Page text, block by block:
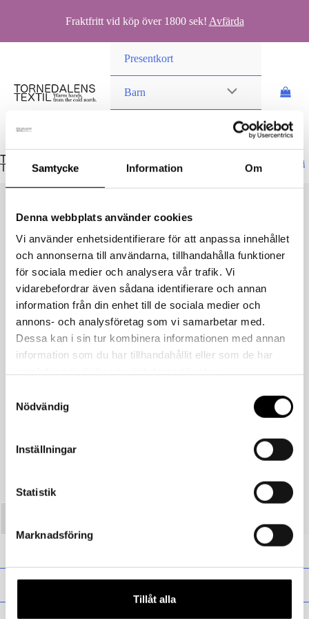
Samtycke Information Om
Denna webbplats använder cookies
Vi använder enhetsidentifierare för att anpassa innehållet
och annonserna till användarna, tillhandahålla funktioner
för sociala medier och analysera vår trafik. Vi
vidarebefordrar även sådana identifierare och annan
information från din enhet till de sociala medier och
annons- och analysföretag som vi samarbetar med.
Dessa kan i sin tur kombinera informationen med annan
information som du har tillhandahållit eller som de har
Nödvändig
Inställningar
Statistik
Marknadsföring
Tillåt alla
Fraktfritt vid köp över 1800 sek! Avfärda
innehåll
Presentkort
Barn
IMG_7663
Avdanielvittikko /10 oktober, 2025